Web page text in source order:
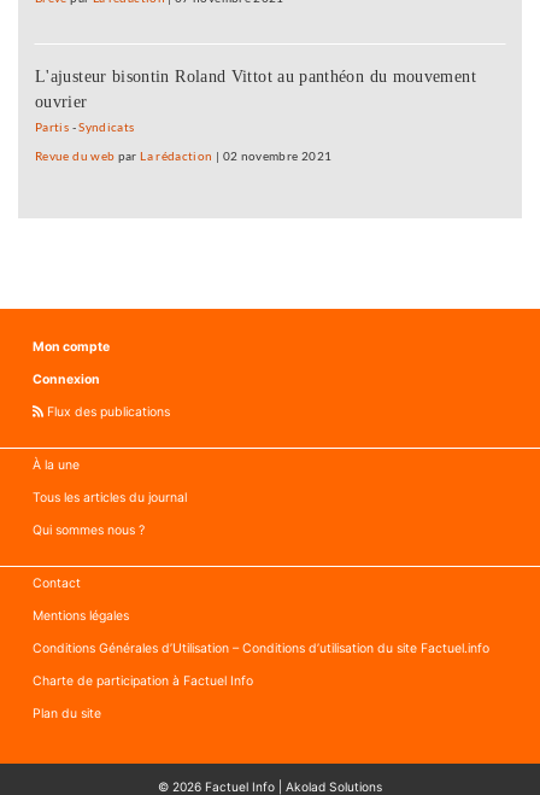
L'ajusteur bisontin Roland Vittot au panthéon du mouvement
ouvrier
Partis -Syndicats
Revue du web par La rédaction 02 novembre 2021
Mon compte
Connexion
Flux des publications
À la une
Tous les articles du journal
Qui sommes nous ?
Contact
Mentions légales
Conditions Générales d’Utilisation – Conditions d’utilisation du site Factuel.info
Charte de participation à Factuel Info
Plan du site
© 2026 Factuel Info Akolad Solutions